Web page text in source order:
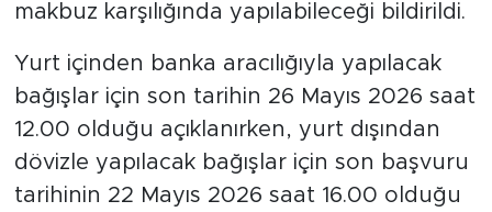
makbuz karşılığında yapılabileceği bildirildi.
Yurt içinden banka aracılığıyla yapılacak
bağışlar için son tarihin 26 Mayıs 2026 saat
12.00 olduğu açıklanırken, yurt dışından
dövizle yapılacak bağışlar için son başvuru
tarihinin 22 Mayıs 2026 saat 16.00 olduğu